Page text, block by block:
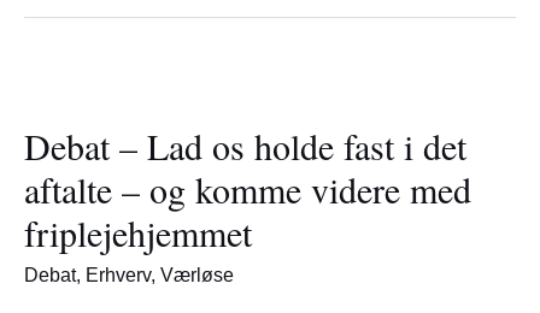
Debat – Lad os holde fast i det
aftalte – og komme videre med
friplejehjemmet
Debat, Erhverv, Værløse
Lad
os
holde
fast
i
det